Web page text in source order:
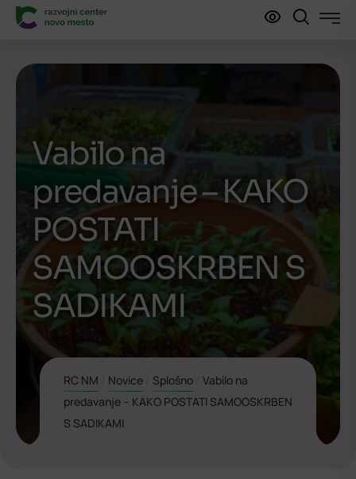
Vabilo na
predavanje – KAKO
POSTATI
SAMOOSKRBEN S
SADIKAMI
RC NM Novice Splošno
Vabilo na
predavanje – KAKO POSTATI SAMOOSKRBEN
S SADIKAMI